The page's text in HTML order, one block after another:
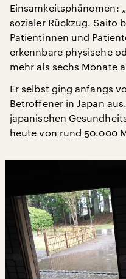
Einsamkeitsphänomen:
sozialer Rückzug. Saito
Patientinnen und
erkennbare physische
mehr als sechs Monate
Er selbst ging anfangs
Betroffener in Japan
japanischen
heute von rund 50.000